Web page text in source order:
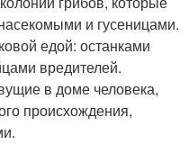
и гусеницами.
едой: останками
вредителей.
в доме человека,
происхождения,